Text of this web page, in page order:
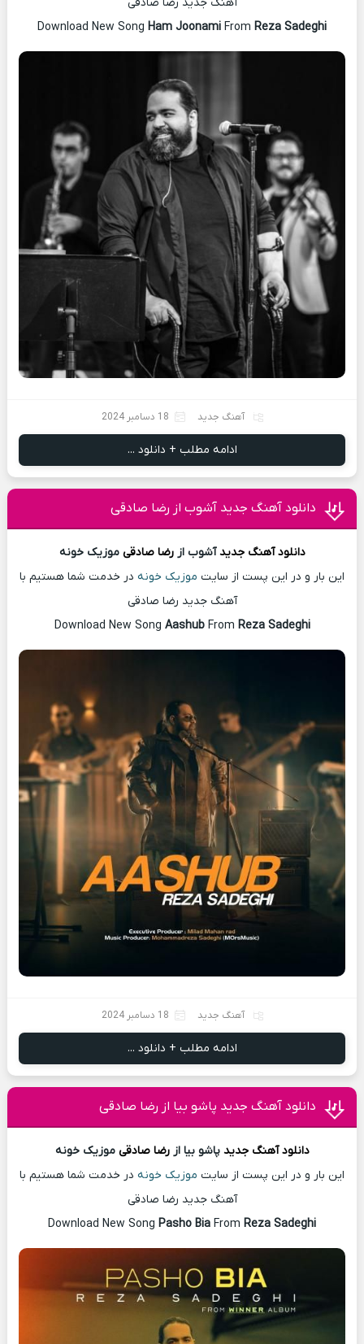
Download New Song Ham Joonami From Reza Sadeghi
آهنگ جدید 18 دسامبر 2024
ادامه مطلب + دانلود ...
دانلود آهنگ جدید آشوب از رضا صادقی
دانلود آهنگ جدیدآشوب ازرضا صادقی موزیک خونه
این بار و در این پست از سایت موزیک خونه در خدمت شما هستیم با
آهنگ جدید رضا صادقی
Download New Song AashubFrom Reza Sadeghi
آهنگ جدید 18 دسامبر 2024
ادامه مطلب + دانلود ...
دانلود آهنگ جدید پاشو بیا از رضا صادقی
دانلود آهنگ جدید پاشو بیا ازرضا صادقی موزیک خونه
این بار و در این پست از سایت موزیک خونه در خدمت شما هستیم با
آهنگ جدید رضا صادقی
Download New Song Pasho Bia From Reza Sadeghi